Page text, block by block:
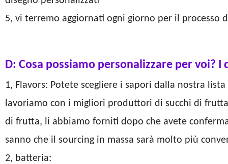
5, vi terremo aggiornati ogni giorno per il processo
D: Cosa possiamo personalizzare per voi?
1, Flavors: Potete scegliere i sapori dalla nostra
lavoriamo con i migliori produttori di succhi di
di frutta, li abbiamo forniti dopo che avete
sanno che il sourcing in massa sarà molto più
2, batteria: